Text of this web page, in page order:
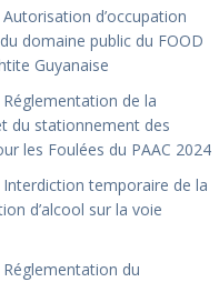
d’occupation
domaine public du FOOD
Guyanaise
de la
du stationnement des
les Foulées du PAAC 2024
Interdiction temporaire de la
d’alcool sur la voie
du